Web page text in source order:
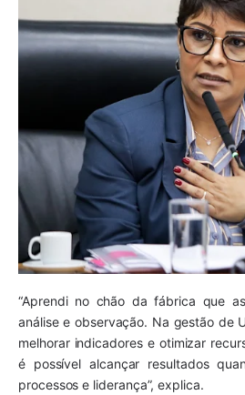
“Aprendi no chão da fábrica que
análise e observação. Na gestão de
melhorar indicadores e otimizar
é possível alcançar resultados
processos e liderança”, explica.